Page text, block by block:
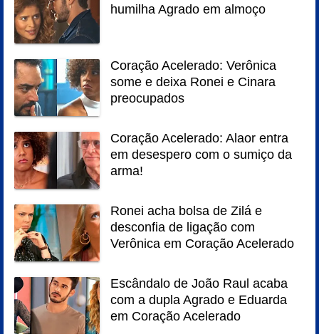
humilha Agrado em almoço
Coração Acelerado: Verônica
some e deixa Ronei e Cinara
preocupados
Coração Acelerado: Alaor entra
em desespero com o sumiço da
arma!
Ronei acha bolsa de Zilá e
desconfia de ligação com
Verônica em Coração Acelerado
Escândalo de João Raul acaba
com a dupla Agrado e Eduarda
em Coração Acelerado